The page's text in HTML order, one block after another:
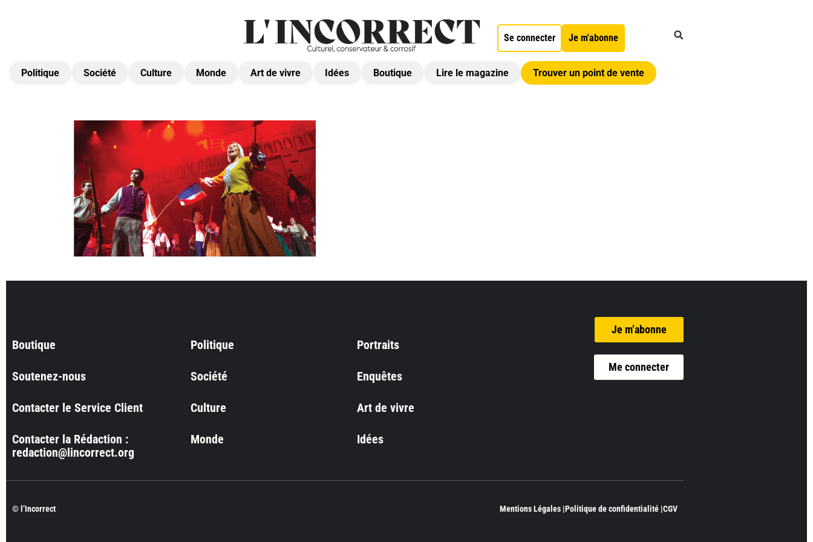
Se connecter Je m'abonne
Politique Société Culture Monde Art de vivre Idées Boutique Lire le magazine Trouver un point de vente
Boutique
Soutenez-nous
Contacter le Service Client
Contacter la Rédaction :
redaction@lincorrect.org
Politique
Société
Culture
Monde
Portraits
Enquêtes
Art de vivre
Idées
Je m’abonne
Me connecter
© l’Incorrect Mentions Légales |Politique de confidentialité |CGV